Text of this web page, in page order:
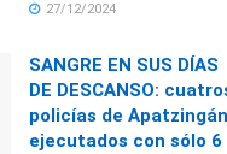
27/12/2024
SANGRE EN SUS DÍAS
DE DESCANSO:
policías de
ejecutados con sólo 6